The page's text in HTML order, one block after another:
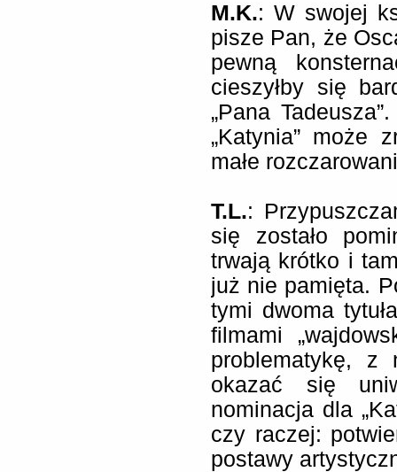
M.K.: W swojej
pisze Pan, że
pewną
cieszyłby się
„Pana
„Katynia” może
małe
T.L.:
się zostało
trwają krótko i
już nie pamięta.
tymi dwoma
filmami
problematykę,
okazać się
nominacja dla
czy raczej:
postawy